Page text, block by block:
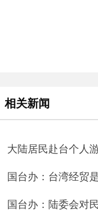
相关新闻
大陆居民赴台个人
国台办：台湾经贸
国台办：陆委会对